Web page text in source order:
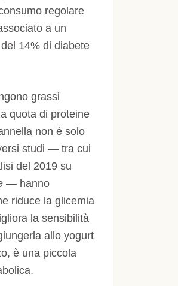
regolare
a un
14% di diabete
grassi
quota di proteine
non è solo
studi — tra cui
del 2019 su
— hanno
riduce la glicemia
la sensibilità
allo yogurt
è una piccola